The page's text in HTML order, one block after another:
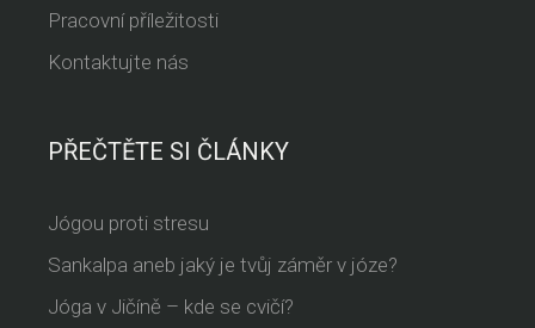
Pracovní příležitosti
Kontaktujte nás
PŘEČTĚTE SI ČLÁNKY
Jógou proti stresu
Sankalpa aneb jaký je tvůj záměr v józe?
Jóga v Jičíně – kde se cvičí?